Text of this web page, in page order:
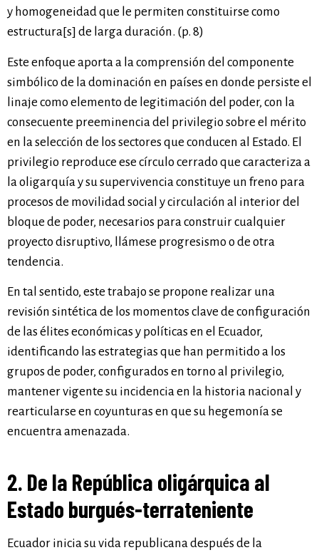
y homogeneidad que le permiten constituirse como
estructura[s] de larga duración. (p. 8)
Este enfoque aporta a la comprensión del componente
simbólico de la dominación en países en donde persiste el
linaje como elemento de legitimación del poder, con la
consecuente preeminencia del privilegio sobre el mérito
en la selección de los sectores que conducen al Estado. El
privilegio reproduce ese círculo cerrado que caracteriza a
la oligarquía y su supervivencia constituye un freno para
procesos de movilidad social y circulación al interior del
bloque de poder, necesarios para construir cualquier
proyecto disruptivo, llámese progresismo o de otra
tendencia.
En tal sentido, este trabajo se propone realizar una
revisión sintética de los momentos clave de configuración
de las élites económicas y políticas en el Ecuador,
identificando las estrategias que han permitido a los
grupos de poder, configurados en torno al privilegio,
mantener vigente su incidencia en la historia nacional y
rearticularse en coyunturas en que su hegemonía se
encuentra amenazada.
2. De la República oligárquica al
Estado burgués-terrateniente
Ecuador inicia su vida republicana después de la